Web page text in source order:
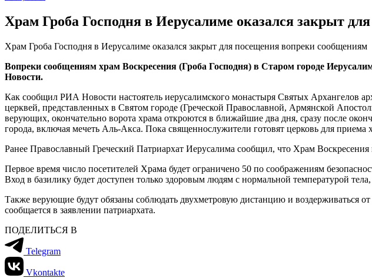
Храм Гроба Господня в Иерусалиме оказался закрыт
Храм Гроба Господня в Иерусалиме оказался закрыт для посещения вопреки сообщениям
Вопреки сообщениям храм Воскресения (Гроба Господня) в Старом городе
Новости.
Как сообщил РИА Новости настоятель иерусалимского монастыря Святых Архангелов
церквей, представленных в Святом городе (Греческой Православной, Армянской
верующих, окончательно ворота храма откроются в ближайшие два дня, сразу после
города, включая мечеть Аль-Акса. Пока священнослужители готовят церковь для
Ранее Православный Греческий Патриархат Иерусалима сообщил, что Храм
Первое время число посетителей Храма будет ограничено 50 по соображениям
Вход в базилику будет доступен только здоровым людям с нормальной температурой
Также верующие будут обязаны соблюдать двухметровую дистанцию и воздерживаться
сообщается в заявлении патриархата.
ПОДЕЛИТЬСЯ В
Telegram
Vkontakte